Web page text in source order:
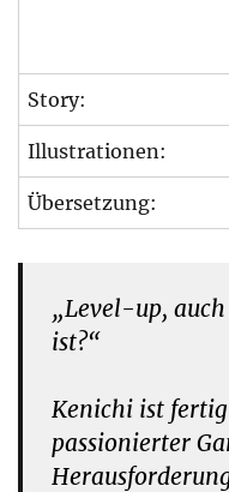
Story:
Illustrationen:
Übersetzung:
„Level-up,
ist?“
Kenichi ist
passionierter